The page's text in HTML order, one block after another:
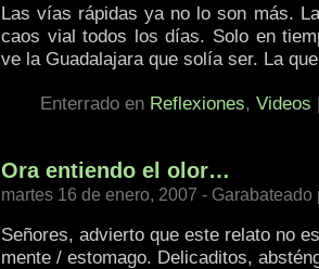
Las vías rápidas ya no lo son más.
caos vial todos los días. Solo en
ve la Guadalajara que solía ser. La
Enterrado en Reflexiones, Videos
Ora entiendo el olor…
martes 16 de enero, 2007 -
Señores, advierto que este relato no
mente / estomago. Delicaditos,